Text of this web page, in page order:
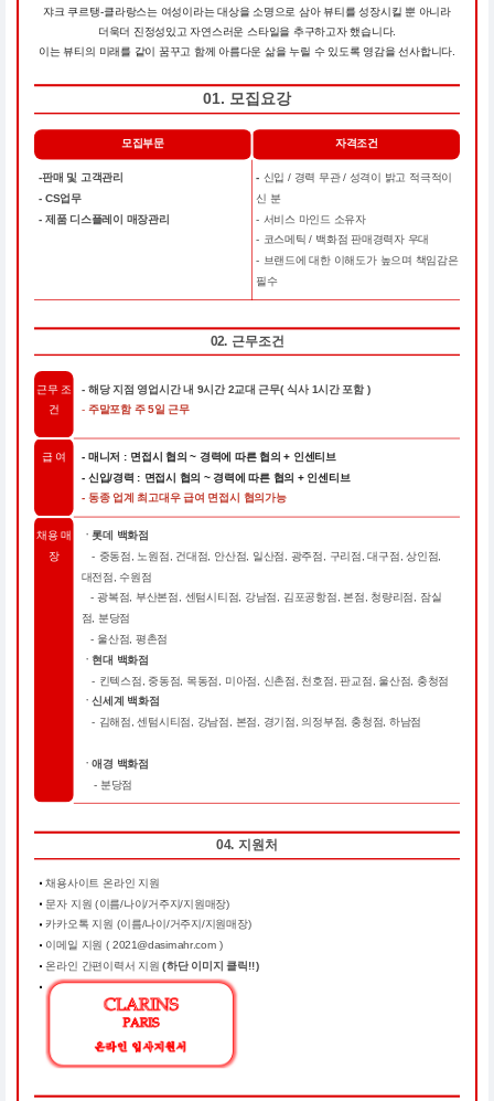
쟈크 쿠르탱-클라랑스는 여성이라는 대상을 소명으로 삼아 뷰티를 성장시킬 뿐 아니라
더욱더 진정성있고 자연스러운 스타일을 추구하고자 했습니다.
이는 뷰티의 미래를 같이 꿈꾸고 함께 아름다운 삶을 누릴 수 있도록 영감을 선사합니다.
01. 모집요강
모집부문 자격조건
-판매 및 고객관리
- CS업무
- 제품 디스플레이 매장관리
- 신입 / 경력 무관 / 성격이 밝고 적극적이
신 분
- 서비스 마인드 소유자
- 코스메틱 / 백화점 판매경력자 우대
- 브랜드에 대한 이해도가 높으며 책임감은
필수
02. 근무조건
근무 조
건
- 해당 지점 영업시간 내 9시간 2교대 근무( 식사 1시간 포함 )
- 주말포함 주 5일 근무
급 여 - 매니저 : 면접시 협의 ~ 경력에 따른 협의 + 인센티브
- 신입/경력 : 면접시 협의 ~ 경력에 따른 협의 + 인센티브
- 동종 업계 최고대우 급여 면접시 협의가능
채용 매
장
ㆍ롯데 백화점
- 중동점, 노원점, 건대점, 안산점, 일산점, 광주점, 구리점, 대구점, 상인점,
대전점, 수원점
- 광복점, 부산본점, 센텀시티점, 강남점, 김포공항점, 본점, 청량리점, 잠실
점, 분당점
- 울산점, 평촌점
ㆍ현대 백화점
- 킨텍스점, 중동점, 목동점, 미아점, 신촌점, 천호점, 판교점, 울산점, 충청점
ㆍ신세계 백화점
- 김해점, 센텀시티점, 강남점, 본점, 경기점, 의정부점, 충청점, 하남점
ㆍ애경 백화점
- 분당점
04. 지원처
채용사이트 온라인 지원
문자 지원 (이름/나이/거주지/지원매장)
카카오톡 지원 (이름/나이/거주지/지원매장)
이메일 지원 ( 2021@dasimahr.com )
온라인 간편이력서 지원 (하단 이미지 클릭!!)